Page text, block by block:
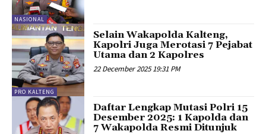
NASIONAL
PRO KALTENG
Selain Wakapolda Kalteng,
Kapolri Juga Merotasi 7 Pejabat
Utama dan 2 Kapolres
22 December 2025 19:31 PM
Daftar Lengkap Mutasi Polri 15
Desember 2025: 1 Kapolda dan
7 Wakapolda Resmi Ditunjuk